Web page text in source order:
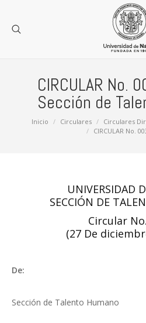
CIRCULAR No.
Sección de
Estás aquí:
Inicio Circulares
Circulares
CIRCULAR No.
UNIVERSIDAD
SECCIÓN DE
Circular
(27 De
De:
Sección de Talento Humano